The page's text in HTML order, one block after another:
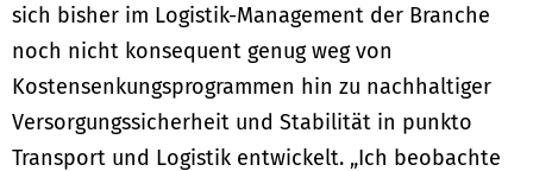
sich bisher im Logistik-Management der Branche
noch nicht konsequent genug weg von
Kostensenkungsprogrammen hin zu nachhaltiger
Versorgungssicherheit und Stabilität in punkto
Transport und Logistik entwickelt. „Ich beobachte